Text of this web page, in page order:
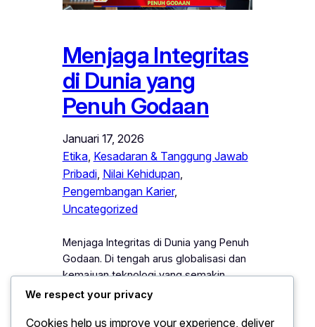
Menjaga Integritas
di Dunia yang
Penuh Godaan
Januari 17, 2026
Etika, Kesadaran & Tanggung Jawab
Pribadi, Nilai Kehidupan
Pengembangan Karier
Uncategorized
Menjaga Integritas di Dunia yang Penuh
Godaan. Di tengah arus globalisasi dan
kemajuan teknologi yang semakin
pesat, integritas menjadi nilai yang
kehidupan. Beragam kemudahan yang
We respect your privacy
Cookies help us improve your experience, deliver